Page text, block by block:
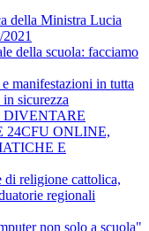
della Ministra Lucia
della scuola: facciamo
manifestazioni in tutta
sicurezza
DIVENTARE
24CFU ONLINE,
E
di religione cattolica,
regionali
non solo a scuola"